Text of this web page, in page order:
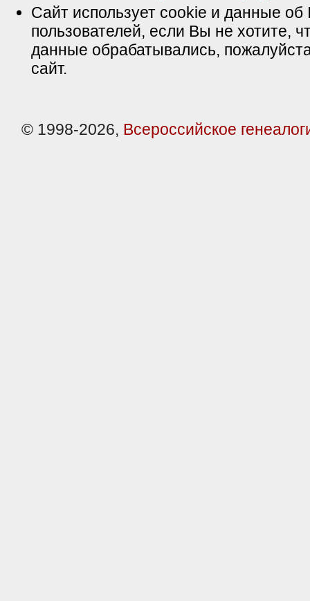
Сайт использует cookie и данные об
пользователей, если Вы не хотите,
данные обрабатывались,
сайт.
© 1998-2026, Всероссийское